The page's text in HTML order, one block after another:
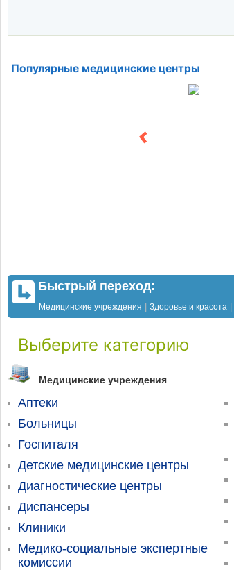
Популярные медицинские центры
Быстрый переход:
Медицинские учреждения Здоровье и красота
Выберите категорию
Медицинские учреждения
Аптеки
Больницы
Госпиталя
Детские медицинские центры
Диагностические центры
Диспансеры
Клиники
Медико-социальные экспертные
комиссии